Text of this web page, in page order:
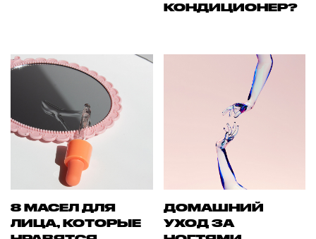
КОНДИЦИОНЕР?
8 МАСЕЛ ДЛЯ
ЛИЦА, КОТОРЫЕ
ДОМАШНИЙ
УХОД ЗА